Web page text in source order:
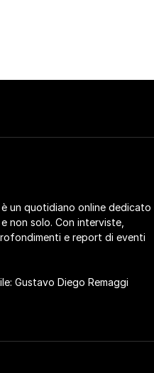
è un quotidiano online dedicato
non solo. Con interviste,
e report di eventi
Gustavo Diego Remaggi